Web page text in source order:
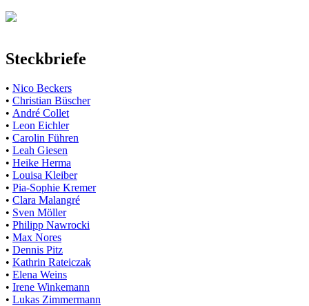
Steckbriefe
• Nico Beckers
• Christian Büscher
• André Collet
• Leon Eichler
• Carolin Führen
• Leah Giesen
• Heike Herma
• Louisa Kleiber
• Pia-Sophie Kremer
• Clara Malangré
• Sven Möller
• Philipp Nawrocki
• Max Nores
• Dennis Pitz
• Kathrin Rateiczak
• Elena Weins
• Irene Winkemann
• Lukas Zimmermann